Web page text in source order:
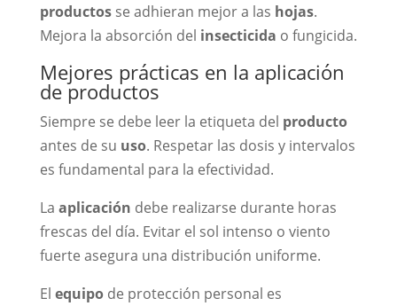
productosse adhieran mejor a las hojas.
Mejora la absorción del insecticida o fungicida.
Mejores prácticas en la aplicación
de productos
Siempre se debe leer la etiqueta del producto
antes de su uso. Respetar las dosis y intervalos
es fundamental para la efectividad.
La aplicación debe realizarse durante horas
frescas del día. Evitar el sol intenso o viento
fuerte asegura una distribución uniforme.
El equipode protección personal es